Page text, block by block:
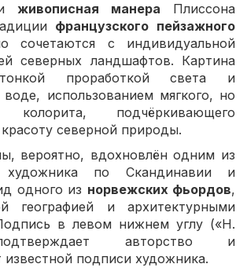
живописная манера Плиссона
французского пейзажного
сочетаются с индивидуальной
северных ландшафтов. Картина
проработкой света и
использованием мягкого, но
колорита, подчёркивающего
северной природы.
вероятно, вдохновлён одним из
художника по Скандинавии и
одного из норвежских фьордов,
географией и архитектурными
в левом нижнем углу («H.
авторство и
известной подписи художника.